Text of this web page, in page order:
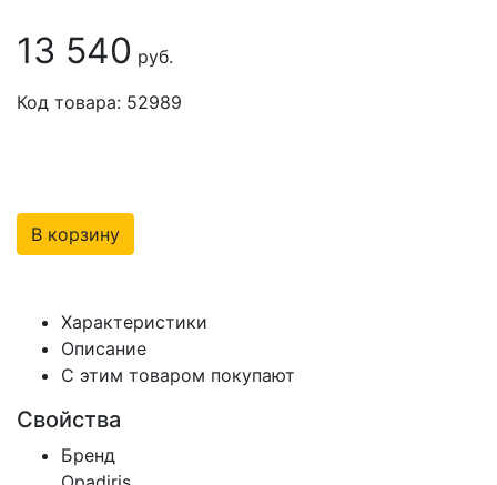
13 540 руб.
Код товара: 52989
В корзину
Характеристики
Описание
С этим товаром покупают
Свойства
Бренд